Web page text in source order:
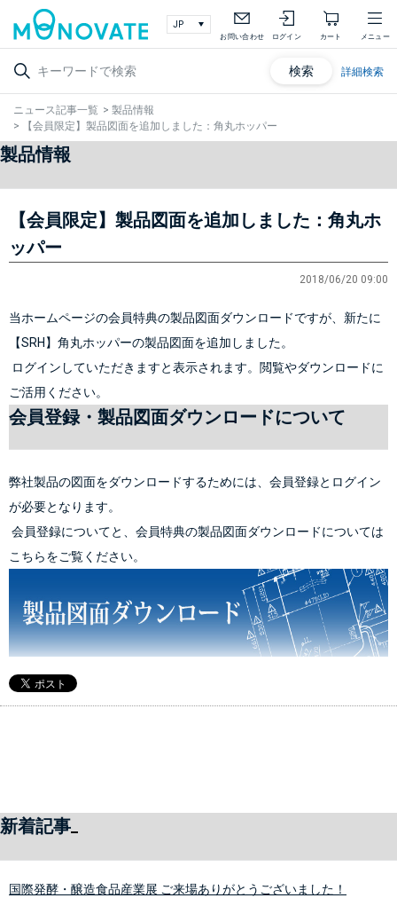
お問い合わせ ログイン カート メニュー
検索 詳細検索
ニュース記事一覧 > 製品情報
>
【会員限定】製品図面を追加しました：角丸ホッパー
製品情報
【会員限定】製品図面を追加しました：角丸ホ
ッパー
2018/06/20 09:00
当ホームページの会員特典の製品図面ダウンロードですが、新たに
【SRH】角丸ホッパーの製品図面を追加しました。
ご活用ください。
会員登録・製品図面ダウンロードについて
弊社製品の図面をダウンロードするためには、 会員登録とログイン
が必要となります。
こちらをご覧ください。
新着記事
国際発酵・醸造食品産業展 ご来場ありがとうございました！